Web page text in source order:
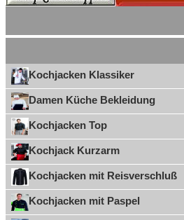
Kochjacken Klassiker
Damen Küche Bekleidung
Kochjacken Top
Kochjack Kurzarm
Kochjacken mit Reisverschluß
Kochjacken mit Paspel